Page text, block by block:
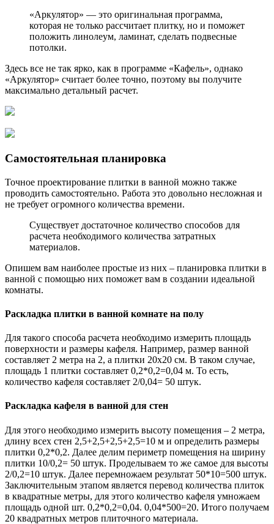
«Аркулятор» — это оригинальная программа,
которая не только рассчитает плитку, но и поможет
положить линолеум, ламинат, сделать подвесные
потолки.
Здесь все не так ярко, как в программе «Кафель», однако
«Аркулятор» считает более точно, поэтому вы получите
максимально детальный расчет.
Самостоятельная планировка
Точное проектирование плитки в ванной можно также
проводить самостоятельно. Работа это довольно несложная и
не требует огромного количества времени.
Существует достаточное количество способов для
расчета необходимого количества затратных
материалов.
Опишем вам наиболее простые из них – планировка плитки в
ванной с помощью них поможет вам в создании идеальной
комнаты.
Раскладка плитки в ванной комнате на полу
Для такого способа расчета необходимо измерить площадь
поверхности и размеры кафеля. Например, размер ванной
составляет 2 метра на 2, а плитки 20х20 см. В таком случае,
площадь 1 плитки составляет 0,2*0,2=0,04 м. То есть,
количество кафеля составляет 2/0,04= 50 штук.
Раскладка кафеля в ванной для стен
Для этого необходимо измерить высоту помещения – 2 метра,
длину всех стен 2,5+2,5+2,5+2,5=10 м и определить размеры
плитки 0,2*0,2. Далее делим периметр помещения на ширину
плитки 10/0,2= 50 штук. Проделываем то же самое для высоты
2/0,2=10 штук. Далее перемножаем результат 50*10=500 штук.
Заключительным этапом является перевод количества плиток
в квадратные метры, для этого количество кафеля умножаем
площадь одной шт. 0,2*0,2=0,04. 0,04*500=20. Итого получаем
20 квадратных метров плиточного материала.